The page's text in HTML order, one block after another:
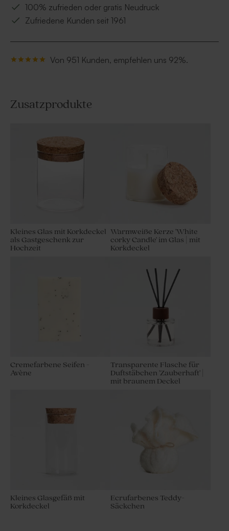
100% zufrieden oder gratis Neudruck
Zufriedene Kunden seit 1961
Von 951 Kunden, empfehlen uns 92%.
Zusatzprodukte
Kleines Glas mit Korkdeckel
als Gastgeschenk zur
Hochzeit
Warmweiße Kerze 'White
corky Candle' im Glas | mit
Korkdeckel
Cremefarbene Seifen -
Avène
Transparente Flasche für
Duftstäbchen 'Zauberhaft' |
mit braunem Deckel
Kleines Glasgefäß mit
Korkdeckel
Ecrufarbenes Teddy-
Säckchen